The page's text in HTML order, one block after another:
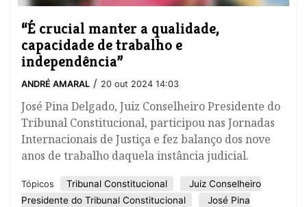
“É crucial manter a qualidade,
capacidade de trabalho e
independência”
ANDRÉ AMARAL / 20 out 2024 14:03
José Pina Delgado, Juiz Conselheiro Presidente do
Tribunal Constitucional, participou nas Jornadas
Internacionais de Justiça e fez balanço dos nove
anos de trabalho daquela instância judicial.
Tópicos Tribunal Constitucional
Juiz Conselheiro
Presidente do Tribunal Constitucional
José Pina